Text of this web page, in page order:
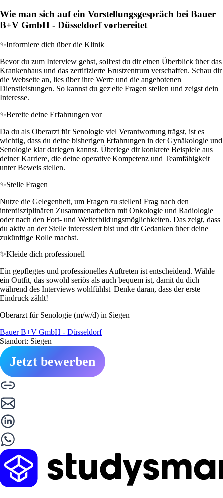
Wie man sich auf ein Vorstellungsgespräch bei Bauer
B+V GmbH - Düsseldorf vorbereitet
✨Informiere dich über die Klinik
Bevor du zum Interview gehst, solltest du dir einen Überblick über das
Krankenhaus und das zertifizierte Brustzentrum verschaffen. Schau dir
die Webseite an, lies über ihre Werte und die angebotenen
Dienstleistungen. So kannst du gezielte Fragen stellen und zeigst dein
Interesse.
✨Bereite deine Erfahrungen vor
Da du als Oberarzt für Senologie viel Verantwortung trägst, ist es
wichtig, dass du deine bisherigen Erfahrungen in der Gynäkologie und
Senologie klar darlegen kannst. Überlege dir konkrete Beispiele aus
deiner Karriere, die deine operative Kompetenz und Teamfähigkeit
unter Beweis stellen.
✨Stelle Fragen
Nutze die Gelegenheit, um Fragen zu stellen! Frag nach den
interdisziplinären Zusammenarbeiten mit Onkologie und Radiologie
oder nach den Fort- und Weiterbildungsmöglichkeiten. Das zeigt, dass
du aktiv an der Stelle interessiert bist und dir Gedanken über deine
zukünftige Rolle machst.
✨Kleide dich professionell
Ein gepflegtes und professionelles Auftreten ist entscheidend. Wähle
ein Outfit, das sowohl seriös als auch bequem ist, damit du dich
während des Interviews wohlfühlst. Denke daran, dass der erste
Eindruck zählt!
Oberarzt für Senologie (m/w/d) in Siegen
Bauer B+V GmbH - Düsseldorf
Standort: Siegen
Jetzt bewerben